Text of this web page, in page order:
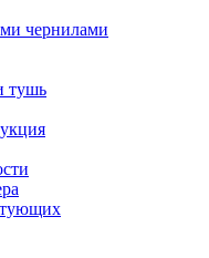
чернилами
тушь